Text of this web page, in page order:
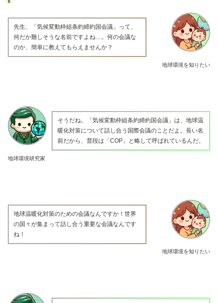
地球環境を知りたい
先生、「気候変動枠組条約締約国会議」って、
何だか難しそうな名前ですよね…。何の会議な
のか、簡単に教えてもらえませんか？
地球環境研究家
そうだね。「気候変動枠組条約締約国会議」は、地球温
暖化対策について話し合う国際会議のことだよ。長い名
前だから、普段は「COP」と略して呼ばれているんだ。
地球環境を知りたい
地球温暖化対策のための会議なんですか！世界
の国々が集まって話し合う重要な会議なんです
ね！